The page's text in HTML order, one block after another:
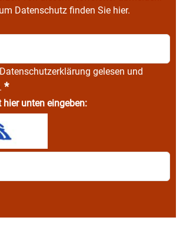
Datenschutz finden Sie hier.
Datenschutzerklärung gelesen und
*
hier unten eingeben: